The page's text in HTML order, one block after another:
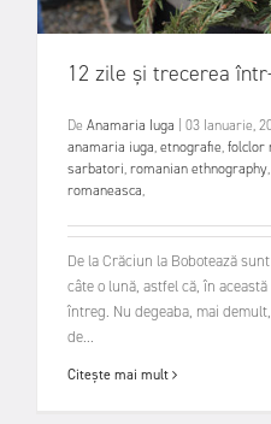
12 zile și trecerea
De Anamaria Iuga 03 Ianuarie,
anamaria iuga,etnografie,folclor
sarbatori,romanian ethnography,
romaneasca,
De la Crăciun la Bobotează
câte o lună, astfel că, în
întreg. Nu degeaba, mai
de...
Citește mai mult